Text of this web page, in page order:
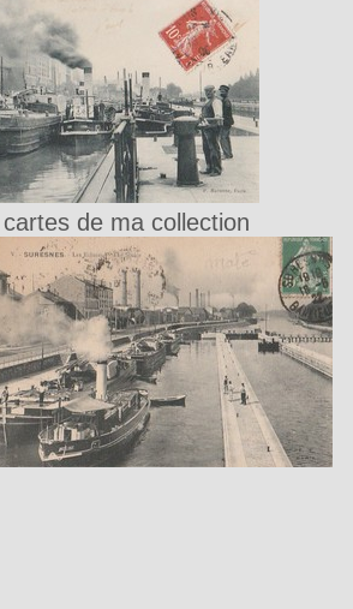
de ma collection